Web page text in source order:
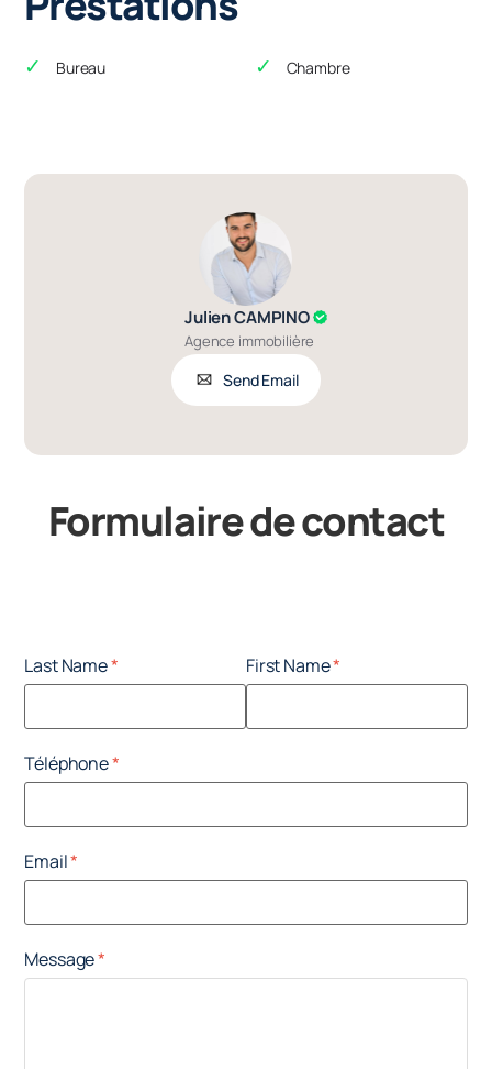
Bureau Chambre
Julien CAMPINO
Agence immobilière
Send Email
Formulaire de contact
Last Name First Name
Téléphone
Email
Message